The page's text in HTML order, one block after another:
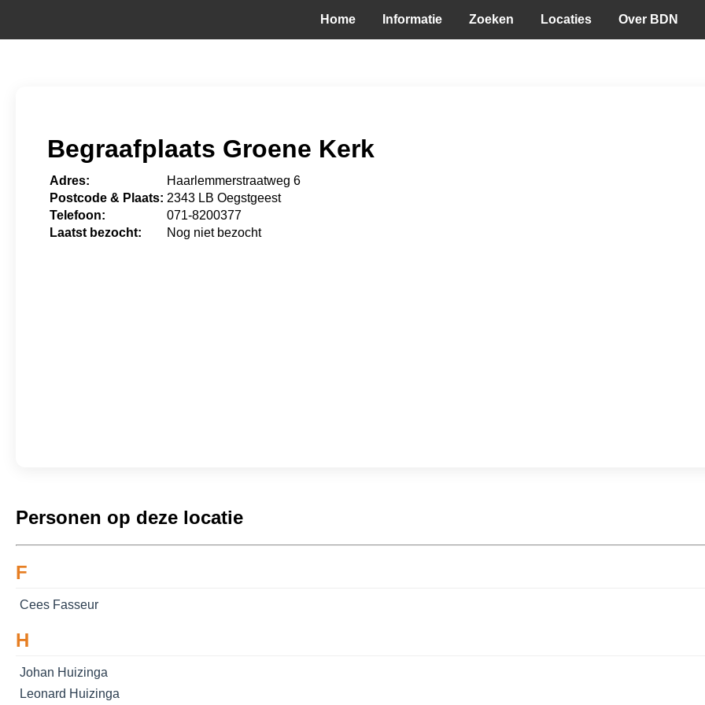
Home Informatie Zoeken Locaties Over BDN
Begraafplaats Groene Kerk
Adres:
Haarlemmerstraatweg 6
Postcode & Plaats: 2343 LB Oegstgeest
Telefoon:
071-8200377
Laatst bezocht:
Nog niet bezocht
Personen op deze locatie
F
Cees Fasseur
H
Johan Huizinga
Leonard Huizinga